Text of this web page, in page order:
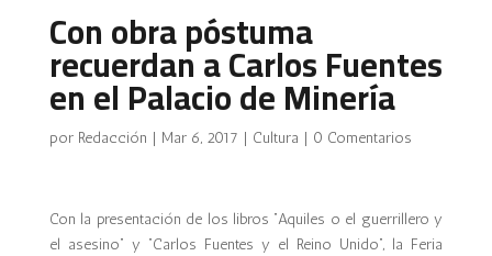
Con obra póstuma
recuerdan a Carlos Fuentes
en el Palacio de Minería
por Redacción | Mar 6, 2017 | Cultura | 0 Comentarios
Con la presentación de los libros “Aquiles o el guerrillero y
el asesino” y “Carlos Fuentes y el Reino Unido”, la Feria